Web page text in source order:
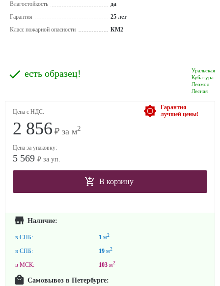
Влагостойкость
да
Гарантия
25 лет
Класс пожарной опасности
КМ2
Уральская
Кубатура
Леомол
Лесная
есть образец!
Гарантия
лучшей цены!
Цена с НДС:
2 856 ₽ за м2
Цена за упаковку:
5 569 ₽ за уп.
В корзину
Наличие:
в СПБ: 1 м2
в СПБ: 19 м2
в МСК: 103 м2
Самовывоз в Петербурге: